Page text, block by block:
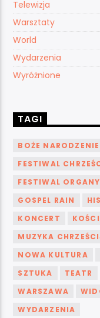
Telewizja
Warsztaty
World
Wydarzenia
Wyróżnione
TAGI
BOŻE NARODZENIE
FESTIWAL
FESTIWAL
GOSPEL RAIN
KONCERT
MUZYKA
NOWA KULTURA
SZTUKA
TEATR
WARSZAWA
WYDARZENIA